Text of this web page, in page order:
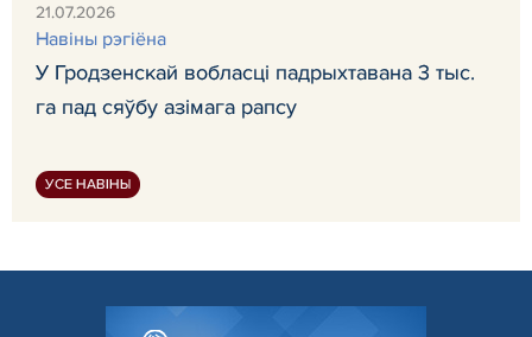
21.07.2026
Навiны рэгiёна
У Гродзенскай вобласці падрыхтавана 3 тыс.
га пад сяўбу азімага рапсу
УСЕ НАВІНЫ